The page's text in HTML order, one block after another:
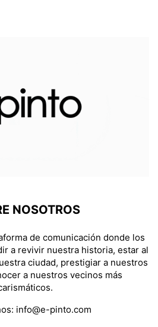
NOSOTROS
de comunicación donde los
a revivir nuestra historia, estar al
ciudad, prestigiar a nuestros
a nuestros vecinos más
info@e-pinto.com